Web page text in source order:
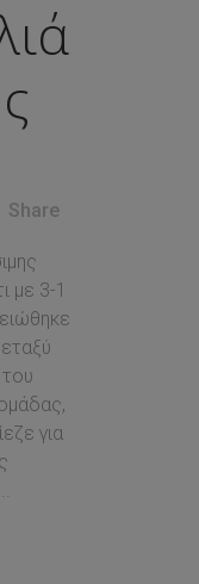
Share
με 3-1
για